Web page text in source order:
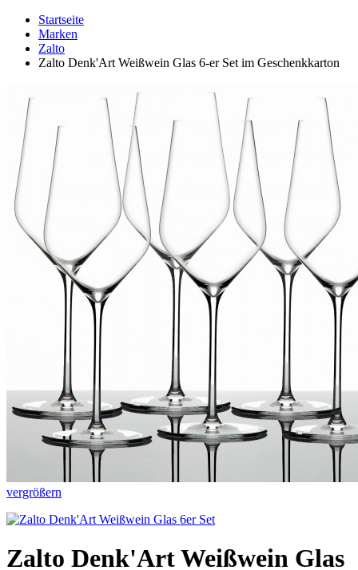
Startseite
Marken
Zalto
Zalto Denk'Art Weißwein Glas 6-er Set im Geschenkkarton
vergrößern
Zalto Denk'Art Weißwein Glas